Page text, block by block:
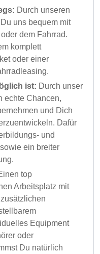
Durch unseren
uns bequem mit
dem Fahrrad.
komplett
oder einer
ist: Durch unser
echte Chancen,
und Dich
Dafür
und
ein breiter
top
Arbeitsplatz mit
Equipment
oder
Du natürlich